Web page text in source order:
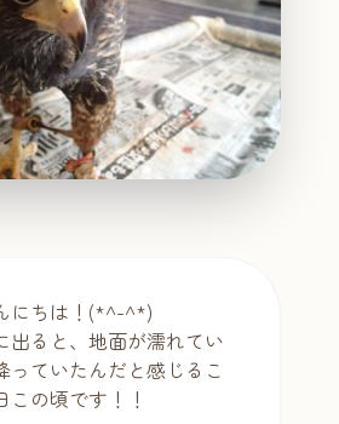
にちは！(*^-^*)
出ると、地面が濡れてい
っていたんだと感じるこ
この頃です！！